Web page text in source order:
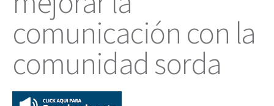
comunicación con la
comunidad sorda